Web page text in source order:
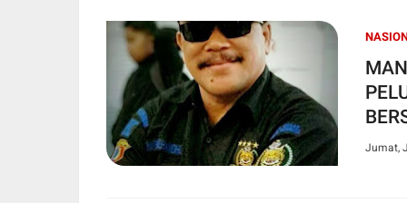
Jumat,